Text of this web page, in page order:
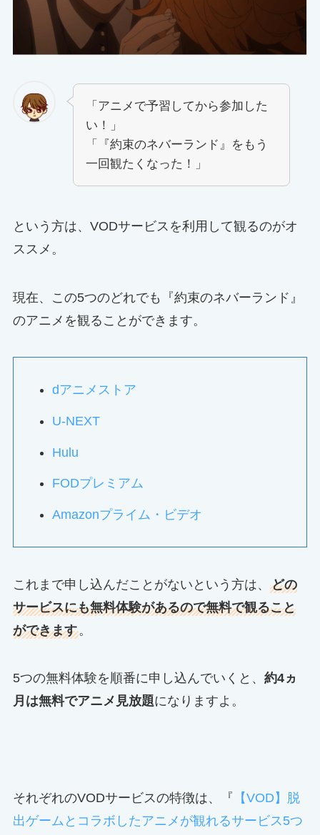
「アニメで予習してから参加した
い！」
「『約束のネバーランド』をもう
一回観たくなった！」
という方は、VODサービスを利用して観るのがオ
ススメ。
現在、この5つのどれでも『約束のネバーランド』
のアニメを観ることができます。
dアニメストア
U-NEXT
Hulu
FODプレミアム
Amazonプライム・ビデオ
これまで申し込んだことがないという方は、 どの
サービスにも無料体験があるので無料で観ること
ができます。
5つの無料体験を順番に申し込んでいくと、 約4ヵ
月は無料でアニメ見放題になりますよ。
それぞれのVODサービスの特徴は、『 【VOD】脱
出ゲームとコラボしたアニメが観れるサービス5つ